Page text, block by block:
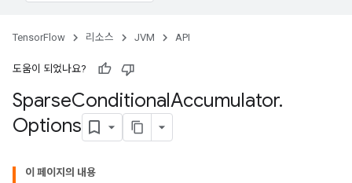
TensorFlow 리소스 JVM API
도움이 되었나요?
SparseConditionalAccumulator.
Options
이 페이지의 내용